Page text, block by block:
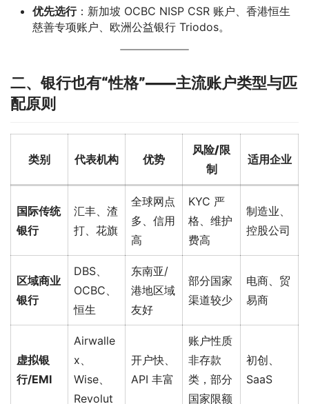
优先选行：新加坡 OCBC NISP CSR 账户、香港恒生
慈善专项账户、欧洲公益银行 Triodos。
二、银行也有“性格”——主流账户类型与匹
配原则
类别 代表机构 优势
风险/限
制
适用企业
国际传统
银行
汇丰、渣
打、花旗
全球网点
多、信用
高
KYC 严
格、维护
费高
制造业、
控股公司
区域商业
银行
DBS、
OCBC、
恒生
东南亚/
港地区域
友好
部分国家
渠道较少
电商、贸
易商
虚拟银
行/EMI
Airwalle
x、
Wise、
Revolut
开户快、
API 丰富
账户性质
非存款
类，部分
国家限额
初创、
SaaS